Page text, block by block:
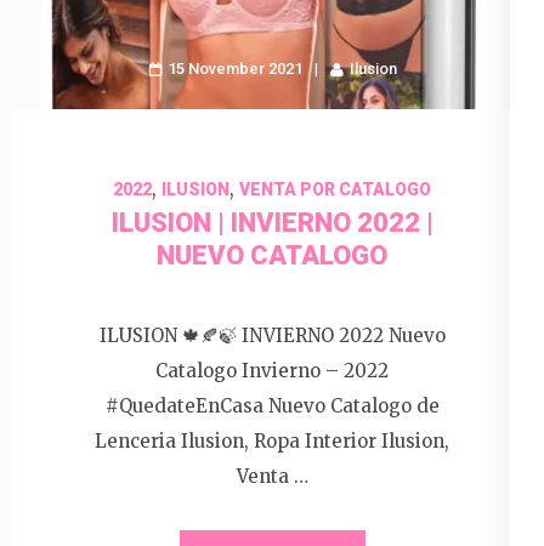
15 November 2021 Ilusion
2022, ILUSION , VENTA POR CATALOGO
ILUSION | INVIERNO 2022 |
NUEVO CATALOGO
ILUSION 🍁🍂🍃 INVIERNO 2022 Nuevo
Catalogo Invierno – 2022
#QuedateEnCasa Nuevo Catalogo de
Lenceria Ilusion, Ropa Interior Ilusion,
Venta …